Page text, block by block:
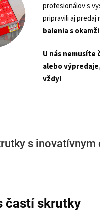
profesionálov s
pripravili aj predaj
balenia s
U nás nemusíte
alebo
vždy!
s inovatívnym
častí skrutky